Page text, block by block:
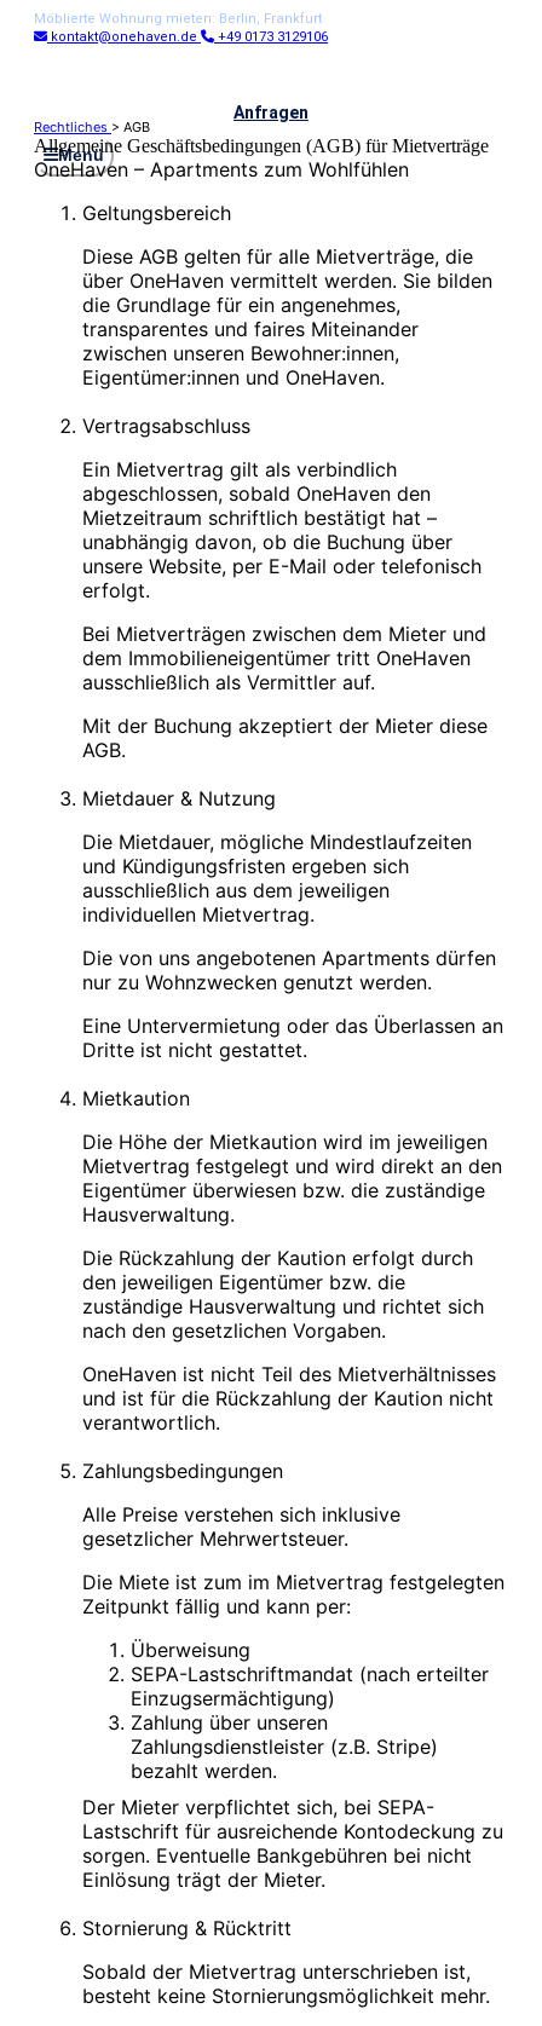
Möblierte Wohnung mieten: Berlin, Frankfurt
kontakt@onehaven.de
+49 0173 3129106
Anfragen
Menü
Rechtliches > AGB
Allgemeine Geschäftsbedingungen (AGB) für Mietverträge
OneHaven – Apartments zum Wohlfühlen
Geltungsbereich
Diese AGB gelten für alle Mietverträge, die
über OneHaven vermittelt werden. Sie bilden
die Grundlage für ein angenehmes,
transparentes und faires Miteinander
zwischen unseren Bewohner:innen,
Eigentümer:innen und OneHaven.
Vertragsabschluss
Ein Mietvertrag gilt als verbindlich
abgeschlossen, sobald OneHaven den
Mietzeitraum schriftlich bestätigt hat –
unabhängig davon, ob die Buchung über
unsere Website, per E-Mail oder telefonisch
erfolgt.
Bei Mietverträgen zwischen dem Mieter und
dem Immobilieneigentümer tritt OneHaven
ausschließlich als Vermittler auf.
Mit der Buchung akzeptiert der Mieter diese
AGB.
Mietdauer & Nutzung
Die Mietdauer, mögliche Mindestlaufzeiten
und Kündigungsfristen ergeben sich
ausschließlich aus dem jeweiligen
individuellen Mietvertrag.
Die von uns angebotenen Apartments dürfen
nur zu Wohnzwecken genutzt werden.
Eine Untervermietung oder das Überlassen an
Dritte ist nicht gestattet.
Mietkaution
Die Höhe der Mietkaution wird im jeweiligen
Mietvertrag festgelegt und wird direkt an den
Eigentümer überwiesen bzw. die zuständige
Hausverwaltung.
Die Rückzahlung der Kaution erfolgt durch
den jeweiligen Eigentümer bzw. die
zuständige Hausverwaltung und richtet sich
nach den gesetzlichen Vorgaben.
OneHaven ist nicht Teil des Mietverhältnisses
und ist für die Rückzahlung der Kaution nicht
verantwortlich.
Zahlungsbedingungen
Alle Preise verstehen sich inklusive
gesetzlicher Mehrwertsteuer.
Die Miete ist zum im Mietvertrag festgelegten
Zeitpunkt fällig und kann per:
Überweisung
SEPA-Lastschriftmandat (nach erteilter
Einzugsermächtigung)
Zahlung über unseren
Zahlungsdienstleister (z.B. Stripe)
bezahlt werden.
Der Mieter verpflichtet sich, bei SEPA-
Lastschrift für ausreichende Kontodeckung zu
sorgen. Eventuelle Bankgebühren bei nicht
Einlösung trägt der Mieter.
Stornierung & Rücktritt
Sobald der Mietvertrag unterschrieben ist,
besteht keine Stornierungsmöglichkeit mehr.